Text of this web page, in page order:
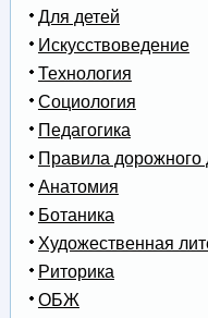
Для детей
Искусствоведение
Технология
Социология
Педагогика
Правила дорожного
Анатомия
Ботаника
Художественная
Риторика
ОБЖ